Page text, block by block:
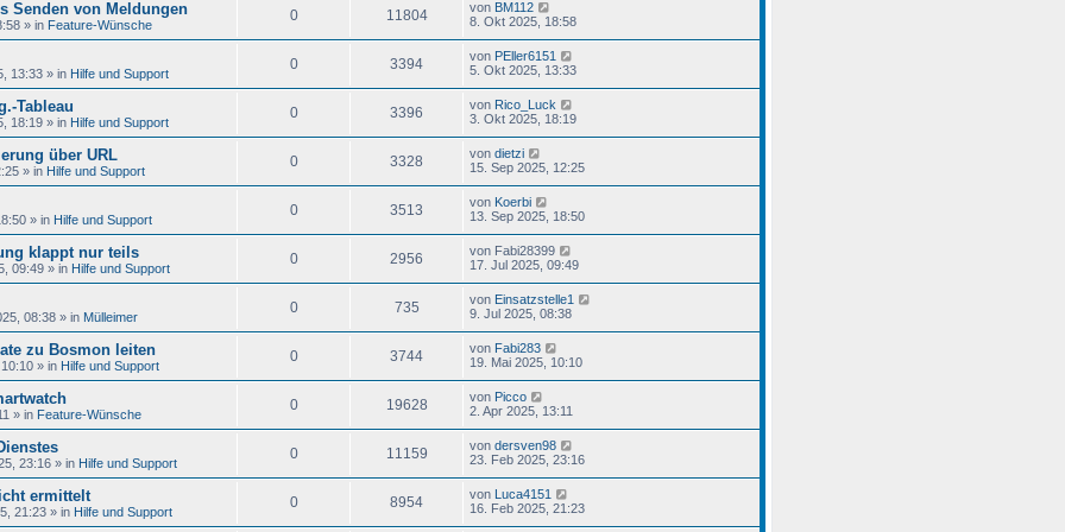
Senden von Meldungen
» in Feature-Wünsche
0 11804 von BM112
8. Okt 2025, 18:58
13:33 » in Hilfe und Support
0 3394 von PEller6151
5. Okt 2025, 13:33
Tableau
18:19 » in Hilfe und Support
0 3396 von Rico_Luck
3. Okt 2025, 18:19
über URL
» in Hilfe und Support
0 3328 von dietzi
15. Sep 2025, 12:25
» in Hilfe und Support
0 3513 von Koerbi
13. Sep 2025, 18:50
klappt nur teils
09:49 » in Hilfe und Support
0 2956 von Fabi28399
17. Jul 2025, 09:49
08:38 » in Mülleimer
0 735 von Einsatzstelle1
9. Jul 2025, 08:38
zu Bosmon leiten
» in Hilfe und Support
0 3744 von Fabi283
19. Mai 2025, 10:10
» in Feature-Wünsche
0 19628 von Picco
2. Apr 2025, 13:11
23:16 » in Hilfe und Support
0 11159 von dersven98
23. Feb 2025, 23:16
ermittelt
21:23 » in Hilfe und Support
0 8954 von Luca4151
16. Feb 2025, 21:23